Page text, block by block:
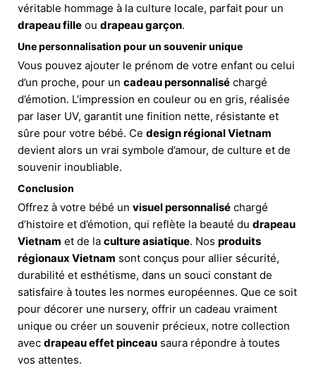
véritable hommage à la culture locale, parfait pour un
drapeau fille ou drapeau garçon.
Une personnalisation pour un souvenir unique
Vous pouvez ajouter le prénom de votre enfant ou celui
d’un proche, pour un cadeau personnalisé chargé
d’émotion. L’impression en couleur ou en gris, réalisée
par laser UV, garantit une finition nette, résistante et
sûre pour votre bébé. Ce design régional Vietnam
devient alors un vrai symbole d’amour, de culture et de
souvenir inoubliable.
Conclusion
Offrez à votre bébé un visuel personnalisé chargé
d’histoire et d’émotion, qui reflète la beauté du drapeau
Vietnam et de la culture asiatique. Nos produits
régionaux Vietnam sont conçus pour allier sécurité,
durabilité et esthétisme, dans un souci constant de
satisfaire à toutes les normes européennes. Que ce soit
pour décorer une nursery, offrir un cadeau vraiment
unique ou créer un souvenir précieux, notre collection
avec drapeau effet pinceau saura répondre à toutes
vos attentes.